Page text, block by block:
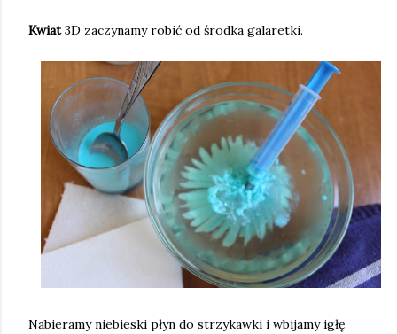
Kwiat3D zaczynamy robić od środka galaretki.
Nabieramy niebieski płyn do strzykawki i wbijamy igłę